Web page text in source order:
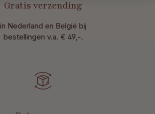
Gratis verzending
in Nederland en België bij
bestellingen v.a. € 49,-.